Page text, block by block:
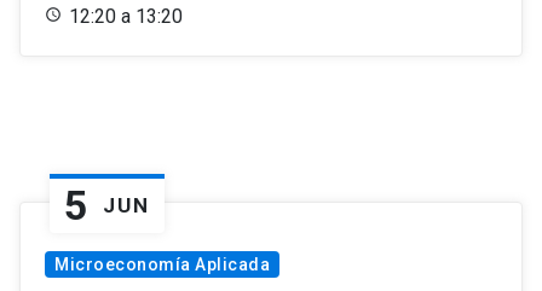
12:20 a 13:20
5 JUN
Microeconomía Aplicada